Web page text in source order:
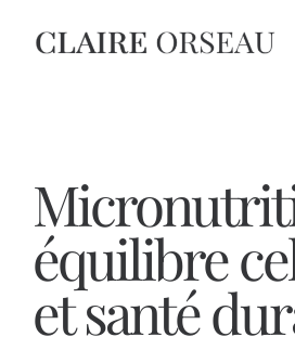
THÉRAPIES
A PROPOS
BLOG
équilibre
et santé